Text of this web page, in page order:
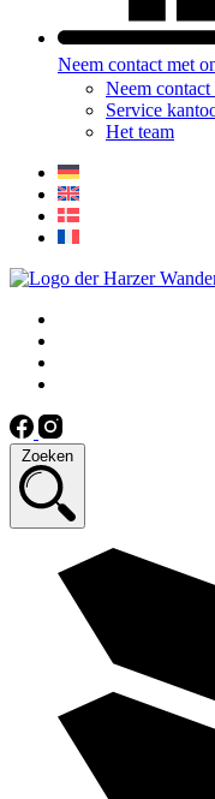
Neem contact met
Neem contact
Service
Het team
Zoeken